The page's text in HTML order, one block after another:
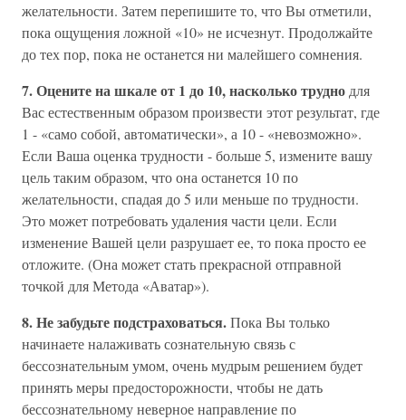
желательности. Затем перепишите то, что Вы отметили,
пока ощущения ложной «10» не исчезнут. Продолжайте
до тех пор, пока не останется ни малейшего сомнения.
7. Оцените на шкале от 1 до 10, насколько трудно для
Вас естественным образом произвести этот результат, где
1 - «само собой, автоматически», а 10 - «невозможно».
Если Ваша оценка трудности - больше 5, измените вашу
цель таким образом, что она останется 10 по
желательности, спадая до 5 или меньше по трудности.
Это может потребовать удаления части цели. Если
изменение Вашей цели разрушает ее, то пока просто ее
отложите. (Она может стать прекрасной отправной
точкой для Метода «Аватар»).
8. Не забудьте подстраховаться.Пока Вы только
начинаете налаживать сознательную связь с
бессознательным умом, очень мудрым решением будет
принять меры предосторожности, чтобы не дать
бессознательному неверное направление по